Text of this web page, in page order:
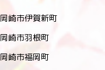
岡崎市伊賀新町
岡崎市羽根町
岡崎市福岡町